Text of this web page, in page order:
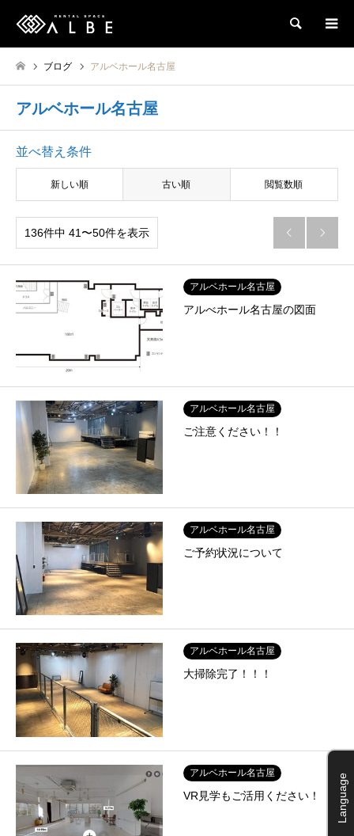
検索
ブログ アルベホール名古屋
アルベホール名古屋
並べ替え条件
新しい順 古い順 閲覧数順
136件中 41〜50件を表示  
アルベホール名古屋
アルべホール名古屋の図面
アルベホール名古屋
ご注意ください！！
アルベホール名古屋
ご予約状況について
アルベホール名古屋
大掃除完了！！！
アルベホール名古屋
VR見学もご活用ください！ Language